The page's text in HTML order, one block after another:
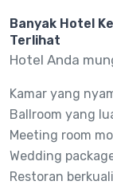
Banyak Hotel
Terlihat
Hotel Anda
Kamar yang
Ballroom yang
Meeting room
Wedding
Restoran